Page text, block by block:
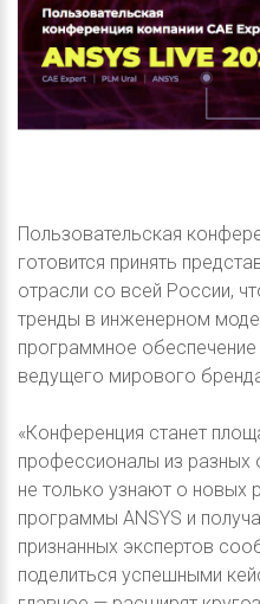
Пользовательская
готовится принять
отрасли со всей России,
тренды в инженерном
программное
ведущего мирового
«Конференция станет
профессионалы из разных
не только узнают о новых
программы ANSYS и
признанных экспертов
поделиться успешными